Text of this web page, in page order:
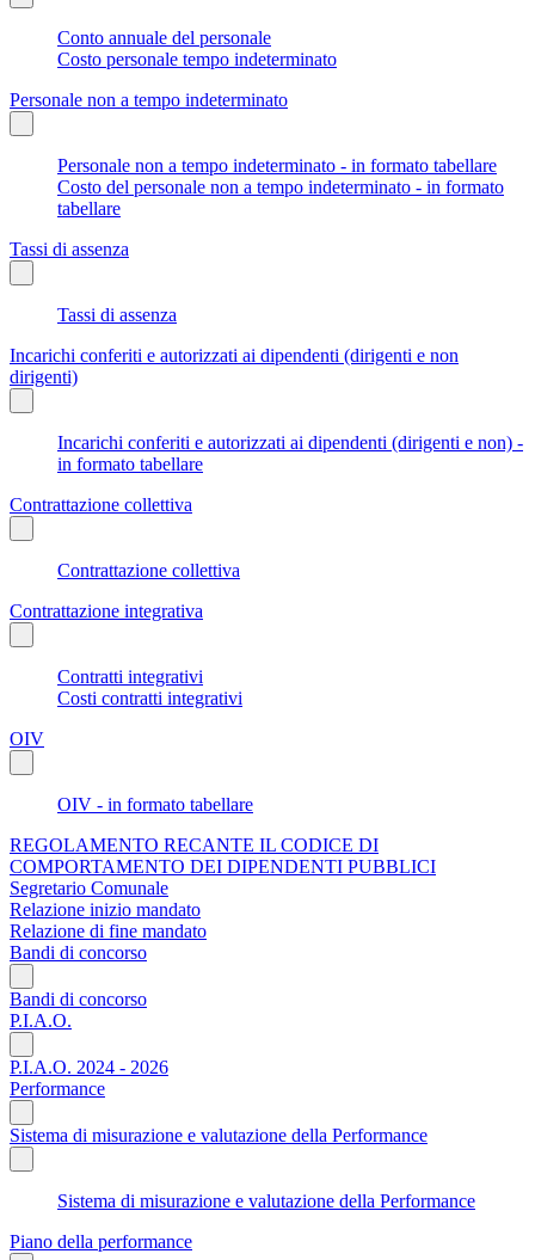
Conto annuale del personale
Costo personale tempo indeterminato
Personale non a tempo indeterminato
Personale non a tempo indeterminato - in formato tabellare
Costo del personale non a tempo indeterminato - in formato
tabellare
Tassi di assenza
Tassi di assenza
Incarichi conferiti e autorizzati ai dipendenti (dirigenti e non
dirigenti)
Incarichi conferiti e autorizzati ai dipendenti (dirigenti e non) -
in formato tabellare
Contrattazione collettiva
Contrattazione collettiva
Contrattazione integrativa
Contratti integrativi
Costi contratti integrativi
OIV
OIV - in formato tabellare
REGOLAMENTO RECANTE IL CODICE DI
COMPORTAMENTO DEI DIPENDENTI PUBBLICI
Segretario Comunale
Relazione inizio mandato
Relazione di fine mandato
Bandi di concorso
Bandi di concorso
P.I.A.O.
P.I.A.O. 2024 - 2026
Performance
Sistema di misurazione e valutazione della Performance
Sistema di misurazione e valutazione della Performance
Piano della performance